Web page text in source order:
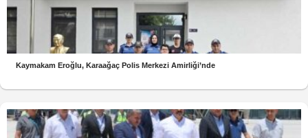
Kaymakam Eroğlu, Karaağaç Polis Merkezi Amirliği’nde